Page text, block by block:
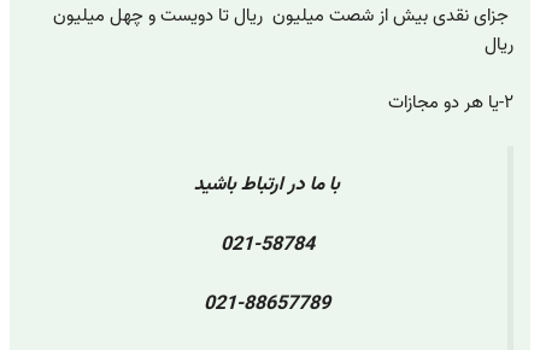
جزای نقدی بیش از شصت میلیون ریال تا دویست و چهل میلیون
ریال
۲-یا هر دو مجازات
با ما در ارتباط باشید
021-58784
021-88657789